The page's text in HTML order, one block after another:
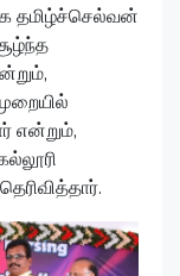
தமிழ்ச்செல்வன்
என்றும்,